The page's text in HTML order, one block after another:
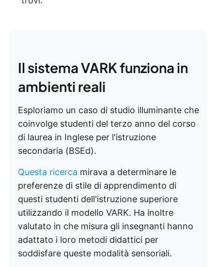
Il sistema VARK funziona in
ambienti reali
Esploriamo un caso di studio illuminante che
coinvolge studenti del terzo anno del corso
di laurea in Inglese per l'istruzione
secondaria (BSEd).
Questa ricerca mirava a determinare le
preferenze di stile di apprendimento di
questi studenti dell'istruzione superiore
utilizzando il modello VARK. Ha inoltre
valutato in che misura gli insegnanti hanno
adattato i loro metodi didattici per
soddisfare queste modalità sensoriali.